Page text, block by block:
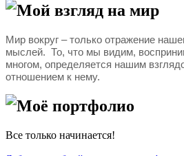
Мой взгляд на мир
Мир вокруг – только отражение
мыслей. То, что мы видим,
многом, определяется нашим
отношением к нему.
Моё портфолио
Все только начинается!